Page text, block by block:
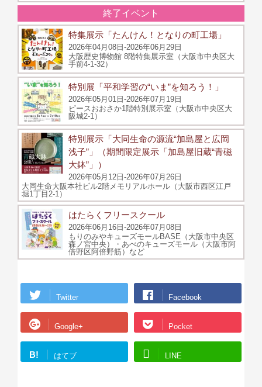
終了イベント
特集展示「たんけん！となりの町工場」
2026年04月08日-2026年06月29日
大阪歴史博物館 8階特集展示室（大阪市中央区大
手前4-1-32）
特別展「平和学習の“いま”を知ろう！」
2026年05月01日-2026年07月19日
ピースおおさか1階特別展示室（大阪市中央区大
阪城2-1）
特別展示「大同生命の源流“加島屋と広岡
浅子”」（期間限定展示「加島屋旧蔵“青磁
大鉢”」）
2026年05月12日-2026年07月26日
大同生命大阪本社ビル2階メモリアルホール（大阪市西区江戸
堀1丁目2-1）
はたらくフリースクール
2026年06月16日-2026年07月08日
もりのみやキューズモールBASE（大阪市中央区
森ノ宮中央）・あべのキューズモール（大阪市阿
倍野区阿倍野筋）など
Twitter Facebook
Google+ Pocket
B! はてブ LINE